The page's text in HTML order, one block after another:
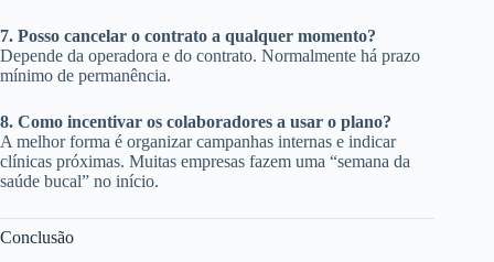
7. Posso cancelar o contrato a qualquer momento?
Depende da operadora e do contrato. Normalmente há prazo
mínimo de permanência.
8. Como incentivar os colaboradores a usar o plano?
A melhor forma é organizar campanhas internas e indicar
clínicas próximas. Muitas empresas fazem uma “semana da
saúde bucal” no início.
Conclusão